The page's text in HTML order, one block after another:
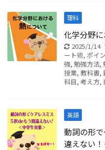
理科
化学分野
2025/1/14
ート術, ポイ
強, 勉強方法,
授業, 教科書,
科目, 考え方,
英語
動詞の形
違えない